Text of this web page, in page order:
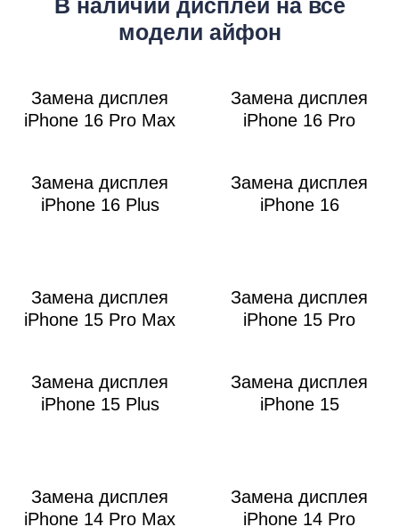
В наличии дисплеи на все
модели айфон
Замена дисплея
iPhone 16 Pro Max
Замена дисплея
iPhone 16 Pro
Замена дисплея
iPhone 16 Plus
Замена дисплея
iPhone 16
Замена дисплея
iPhone 15 Pro Max
Замена дисплея
iPhone 15 Pro
Замена дисплея
iPhone 15 Plus
Замена дисплея
iPhone 15
Замена дисплея
iPhone 14 Pro Max
Замена дисплея
iPhone 14 Pro